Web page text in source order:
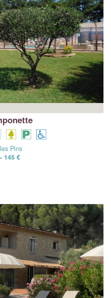
Pins
145 €